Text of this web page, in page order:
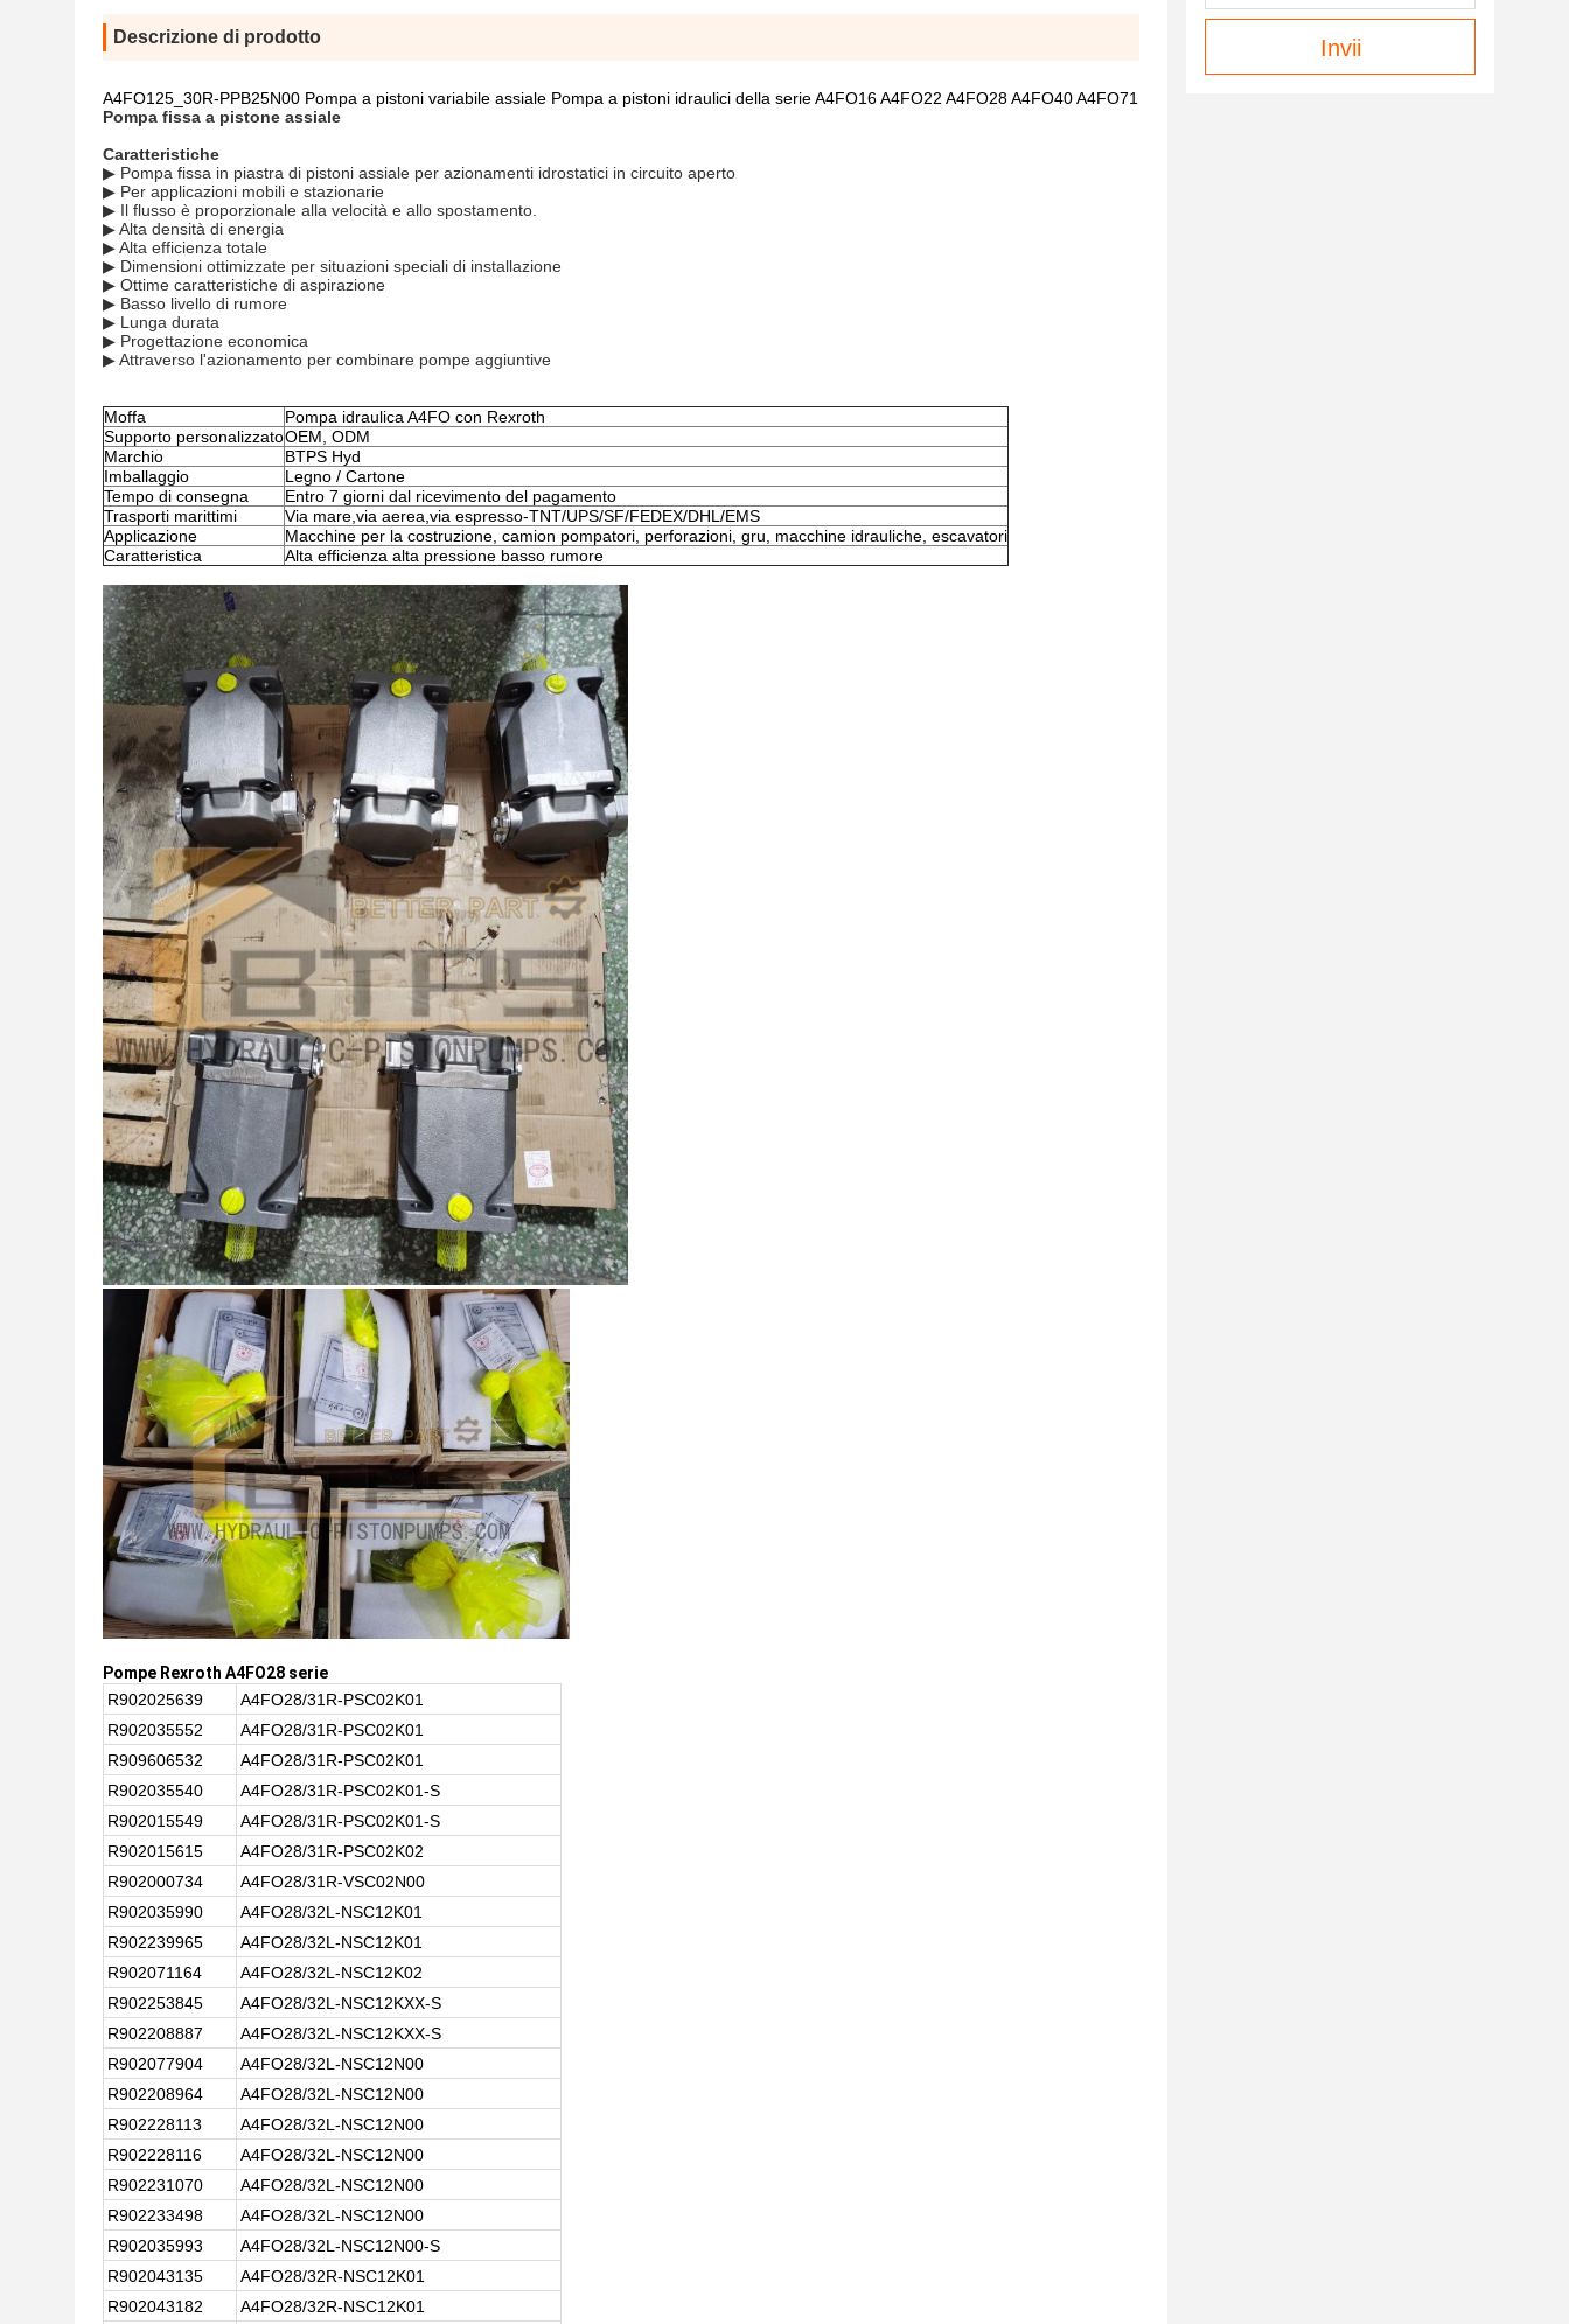
Descrizione di prodotto
A4FO125_30R-PPB25N00 Pompa a pistoni variabile assiale Pompa a pistoni idraulici della serie A4FO16 A4FO22 A4FO28 A4FO40 A4FO71
Pompa fissa a pistone assiale
Caratteristiche
▶ Pompa fissa in piastra di pistoni assiale per azionamenti idrostatici in circuito aperto
▶ Per applicazioni mobili e stazionarie
▶ Il flusso è proporzionale alla velocità e allo spostamento.
▶ Alta densità di energia
▶ Alta efficienza totale
▶ Dimensioni ottimizzate per situazioni speciali di installazione
▶ Ottime caratteristiche di aspirazione
▶ Basso livello di rumore
▶ Lunga durata
▶ Progettazione economica
▶ Attraverso l'azionamento per combinare pompe aggiuntive
Moffa
Pompa idraulica A4FO con Rexroth
Supporto personalizzatoOEM, ODM
Marchio
BTPS Hyd
Imballaggio
Legno / Cartone
Tempo di consegna
Entro 7 giorni dal ricevimento del pagamento
Trasporti marittimi
Via mare,via aerea,via espresso-TNT/UPS/SF/FEDEX/DHL/EMS
Applicazione
Macchine per la costruzione, camion pompatori, perforazioni, gru, macchine idrauliche, escavatori
Caratteristica
Alta efficienza alta pressione basso rumore
Pompe Rexroth A4FO28 serie
R902025639
A4FO28/31R-PSC02K01
R902035552
A4FO28/31R-PSC02K01
R909606532
A4FO28/31R-PSC02K01
R902035540
A4FO28/31R-PSC02K01-S
R902015549
A4FO28/31R-PSC02K01-S
R902015615
A4FO28/31R-PSC02K02
R902000734
A4FO28/31R-VSC02N00
R902035990
A4FO28/32L-NSC12K01
R902239965
A4FO28/32L-NSC12K01
R902071164
A4FO28/32L-NSC12K02
R902253845
A4FO28/32L-NSC12KXX-S
R902208887
A4FO28/32L-NSC12KXX-S
R902077904
A4FO28/32L-NSC12N00
R902208964
A4FO28/32L-NSC12N00
R902228113
A4FO28/32L-NSC12N00
R902228116
A4FO28/32L-NSC12N00
R902231070
A4FO28/32L-NSC12N00
R902233498
A4FO28/32L-NSC12N00
R902035993
A4FO28/32L-NSC12N00-S
R902043135
A4FO28/32R-NSC12K01
R902043182
A4FO28/32R-NSC12K01
Invii